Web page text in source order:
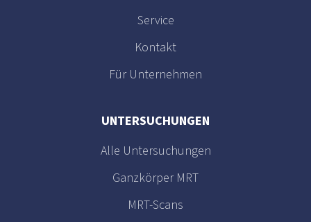
Service
Kontakt
Für Unternehmen
UNTERSUCHUNGEN
Alle Untersuchungen
Ganzkörper MRT
MRT-Scans